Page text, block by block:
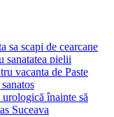
sa scapi de cearcane
sanatatea pielii
vacanta de Paste
înainte să
Suceava